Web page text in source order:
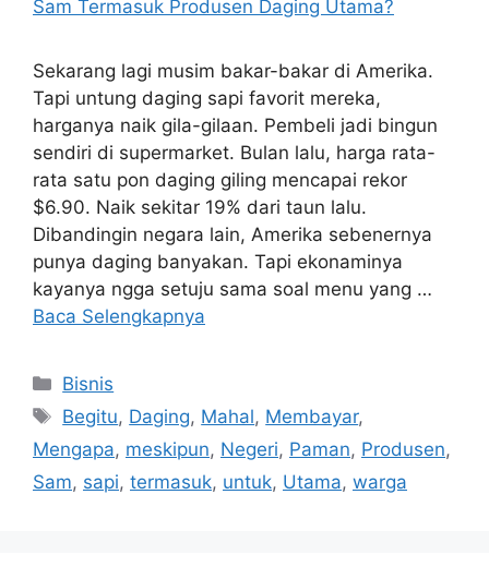
Sekarang lagi musim bakar-bakar di Amerika.
Tapi untung daging sapi favorit mereka,
harganya naik gila-gilaan. Pembeli jadi bingun
sendiri di supermarket. Bulan lalu, harga rata-
rata satu pon daging giling mencapai rekor
$6.90. Naik sekitar 19% dari taun lalu.
Dibandingin negara lain, Amerika sebenernya
punya daging banyakan. Tapi ekonaminya
kayanya ngga setuju sama soal menu yang …
Baca Selengkapnya
Kategori
Bisnis
Tag
Begitu, Daging, Mahal, Membayar,
Mengapa, meskipun, Negeri, Paman, Produsen,
Sam, sapi, termasuk, untuk, Utama, warga